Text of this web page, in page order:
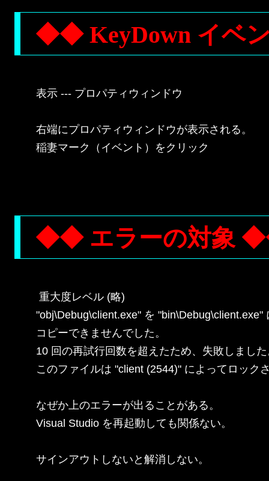
◆◆ KeyDown イベ
表示 --- プロパティウィンドウ
右端にプロパティウィンドウが表示される。
稲妻マーク（イベント）をクリック
◆◆ エラーの対象
重大度レベル (略)
"obj\Debug\client.exe" を "bin\Debug\client.exe"
コピーできませんでした。
10 回の再試行回数を超えたため、失敗しまし
このファイルは "client (2544)" によってロック
なぜか上のエラーが出ることがある。
Visual Studio を再起動しても関係ない。
サインアウトしないと解消しない。